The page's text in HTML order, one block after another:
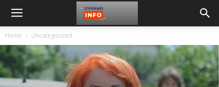
Home Uncategorized